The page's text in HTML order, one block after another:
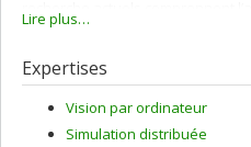
l’apprentissage en quelques
langage.
Lire plus…
Expertises
Vision par ordinateur
Simulation distribuée